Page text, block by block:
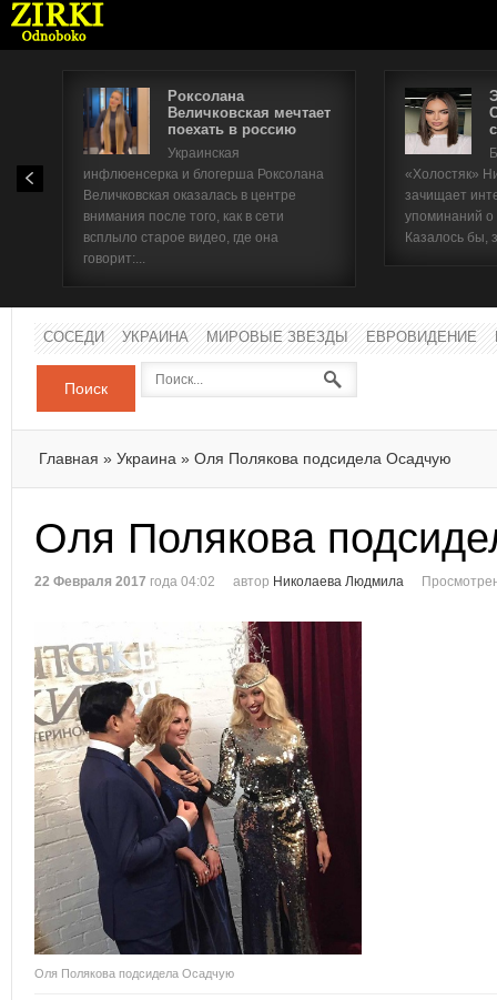
Роксолана
Величковская мечтает
поехать в россию
Украинская
инфлюенсерка и блогерша Роксолана
Величковская оказалась в центре
внимания после того, как в сети
всплыло старое видео, где она
говорит:...
«Холостяк»
зачищает
упоминаний
Казалось бы,
СОСЕДИ УКРАИНА МИРОВЫЕ ЗВЕЗДЫ ЕВРОВИДЕНИЕ
Поиск
Главная » Украина » Оля Полякова подсидела Осадчую
Оля Полякова
22 Февраля 2017 года 04:02 автор Николаева Людмила
Оля Полякова подсидела Осадчую
Имя